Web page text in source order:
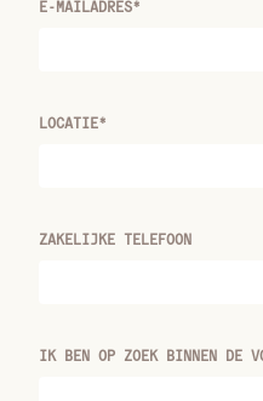
E-MAILADRES*
LOCATIE*
ZAKELIJKE TELEFOON
IK BEN OP ZOEK BINNEN DE